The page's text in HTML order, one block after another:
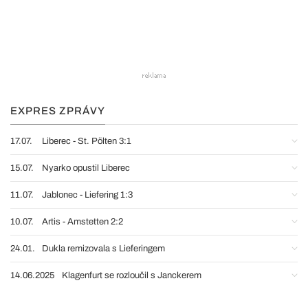
EXPRES ZPRÁVY
17.07. Liberec - St. Pölten 3:1
15.07. Nyarko opustil Liberec
11.07. Jablonec - Liefering 1:3
10.07. Artis - Amstetten 2:2
24.01. Dukla remizovala s Lieferingem
14.06.2025 Klagenfurt se rozloučil s Janckerem